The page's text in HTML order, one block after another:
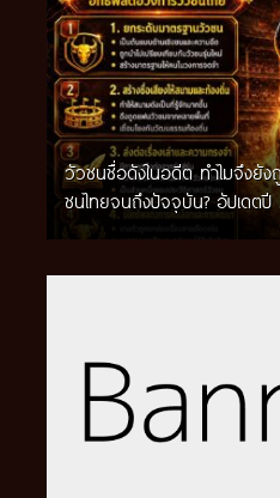
วัวชนชื่อดังในอดีต ทำไมจึงยัง
ชนไทยจนถึงปัจจุบัน? อัปเดตปี
กติกาวัวชนสมัยก่อน วิถีการแ
ผ่านภูมิปัญญาท้องถิ่น อัปเดตปี